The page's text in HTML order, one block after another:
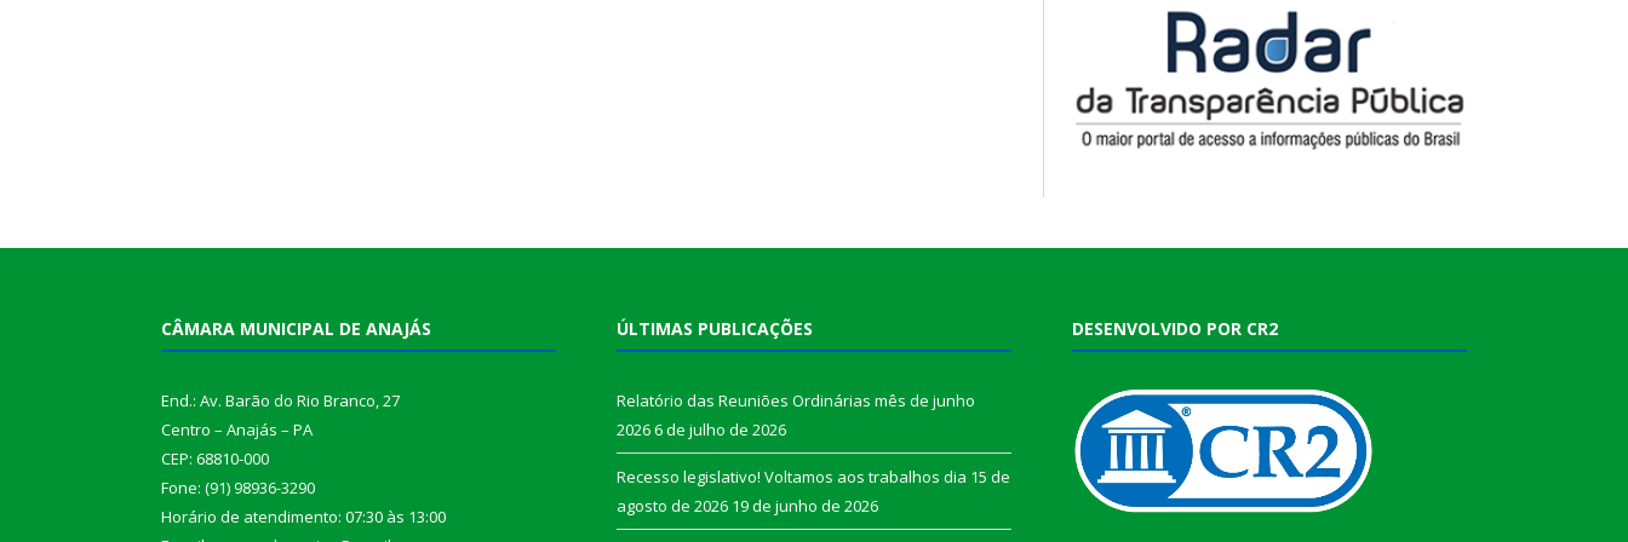
CÂMARA MUNICIPAL DE ANAJÁS
End.: Av. Barão do Rio Branco, 27
Centro – Anajás – PA
CEP: 68810-000
Fone: (91) 98936-3290
Horário de atendimento: 07:30 às 13:00
ÚLTIMAS PUBLICAÇÕES
Relatório das Reuniões Ordinárias mês de junho
20266 de julho de 2026
Recesso legislativo! Voltamos aos trabalhos dia 15 de
agosto de 2026 19 de junho de 2026
DESENVOLVIDO POR CR2